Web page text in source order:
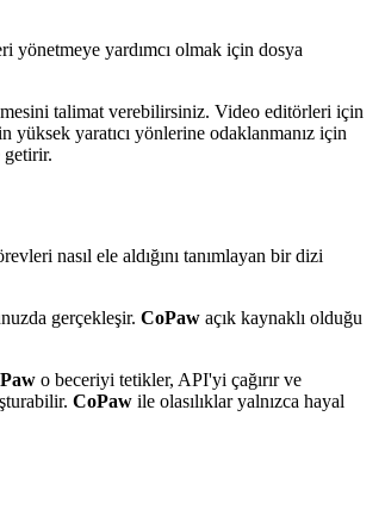
yönetmeye yardımcı olmak için dosya
talimat verebilirsiniz. Video editörleri için
yüksek yaratıcı yönlerine odaklanmanız için
getirir.
nasıl ele aldığını tanımlayan bir dizi
gerçekleşir. CoPaw açık kaynaklı olduğu
o beceriyi tetikler, API'yi çağırır ve
CoPaw ile olasılıklar yalnızca hayal